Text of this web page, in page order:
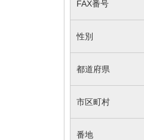
FAX番号
性別
都道府県
市区町村
番地